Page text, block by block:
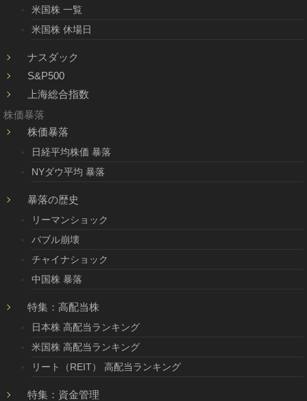
米国株 一覧
米国株 休場日
ナスダック
S&P500
上海総合指数
株価暴落
株価暴落
日経平均株価 暴落
NYダウ平均 暴落
暴落の歴史
リーマンショック
バブル崩壊
チャイナショック
中国株 暴落
特集：高配当株
日本株 高配当ランキング
米国株 高配当ランキング
リート（REIT） 高配当ランキング
特集：資金管理